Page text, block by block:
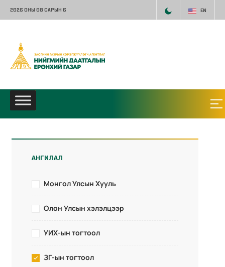
2026 ОНЫ 08 САРЫН 6 EN
АНГИЛАЛ
Монгол Улсын Хууль
Олон Улсын хэлэлцээр
УИХ-ын тогтоол
ЗГ-ын тогтоол